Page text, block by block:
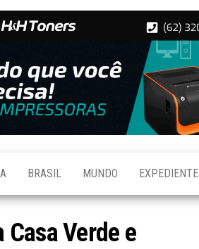
BRASIL MUNDO EXPEDIENTE
Verde e